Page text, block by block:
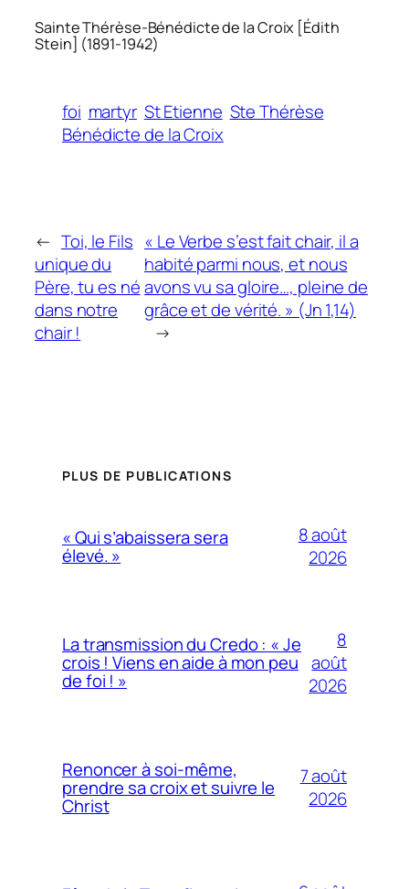
Sainte Thérèse-Bénédicte de la Croix [Édith
Stein] (1891-1942)
foi martyr St Etienne Ste Thérèse
Bénédicte de la Croix
← Toi, le Fils
unique du
Père, tu es né
dans notre
chair !
« Le Verbe s’est fait chair, il a
habité parmi nous, et nous
avons vu sa gloire…, pleine de
grâce et de vérité. » (Jn 1,14)
→
PLUS DE PUBLICATIONS
« Qui s’abaissera sera
élevé. »
8 août
2026
La transmission du Credo : « Je
crois ! Viens en aide à mon peu
de foi ! »
8
août
2026
Renoncer à soi-même,
prendre sa croix et suivre le
Christ
7 août
2026